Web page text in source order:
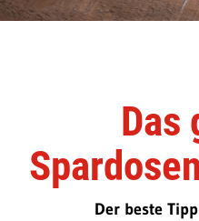
Das
Der beste